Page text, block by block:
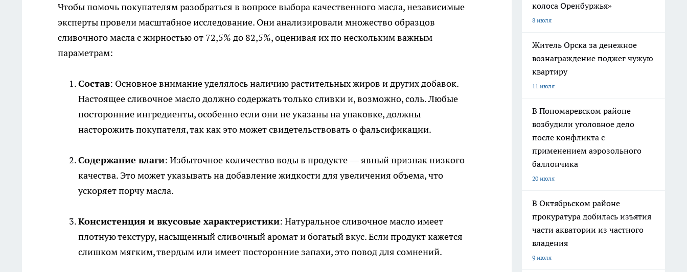
Чтобы помочь покупателям разобраться в вопросе выбора качественного масла, независимые
эксперты провели масштабное исследование. Они анализировали множество образцов
сливочного масла с жирностью от 72,5% до 82,5%, оценивая их по нескольким важным
параметрам:
Состав: Основное внимание уделялось наличию растительных жиров и других добавок.
Настоящее сливочное масло должно содержать только сливки и, возможно, соль. Любые
посторонние ингредиенты, особенно если они не указаны на упаковке, должны
насторожить покупателя, так как это может свидетельствовать о фальсификации.
Содержание влаги: Избыточное количество воды в продукте — явный признак низкого
качества. Это может указывать на добавление жидкости для увеличения объема, что
ускоряет порчу масла.
Консистенция и вкусовые характеристики: Натуральное сливочное масло имеет
плотную текстуру, насыщенный сливочный аромат и богатый вкус. Если продукт кажется
слишком мягким, твердым или имеет посторонние запахи, это повод для сомнений.
колоса Оренбуржья»
8 июля
Житель Орска за денежное
вознаграждение поджег чужую
квартиру
11 июля
В Пономаревском районе
возбудили уголовное дело
после конфликта с
применением аэрозольного
баллончика
20 июля
В Октябрьском районе
прокуратура добилась изъятия
части акватории из частного
владения
9 июля